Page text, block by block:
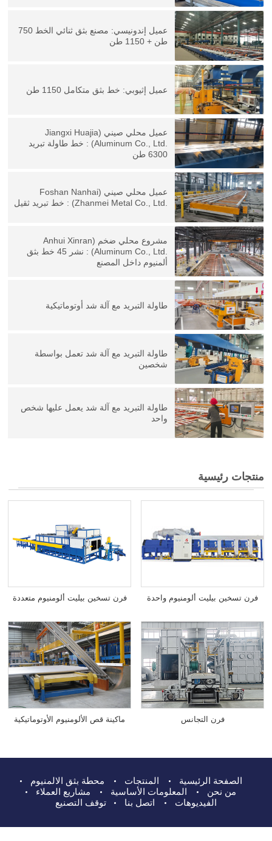
عميل إندونيسي: مصنع بثق ثنائي الخط 750
طن + 1150 طن
عميل إثيوبي: خط بثق متكامل 1150 طن
عميل محلي صيني (Jiangxi Huajia
Aluminum Co., Ltd.) : خط طاولة تبريد
6300 طن
عميل محلي صيني (Foshan Nanhai
Zhanmei Metal Co., Ltd.) : خط تبريد ثقيل
مشروع محلي ضخم (Anhui Xinran
Aluminum Co., Ltd.
) : نشر 45 خط بثق
ألمنيوم داخل المصنع
طاولة التبريد مع آلة شد أوتوماتيكية
طاولة التبريد مع آلة شد تعمل بواسطة
شخصين
طاولة التبريد مع آلة شد يعمل عليها شخص
واحد
منتجات رئيسية
فرن تسخين بيليت ألومنيوم واحدة فرن تسخين بيليت ألومنيوم متعددة
فرن التجانس ماكينة قص الألومنيوم الأوتوماتيكية
الصفحة الرئيسية المنتجات
محطة بثق الالمنيوم
من نحن
المعلومات الأساسية
مشاريع العملاء
الفيديوهات
اتصل بنا توقف التصنيع